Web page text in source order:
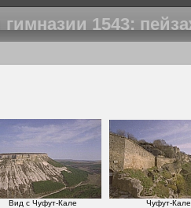
1543:
Вид с Чуфут-Кале Чуфут-Кале